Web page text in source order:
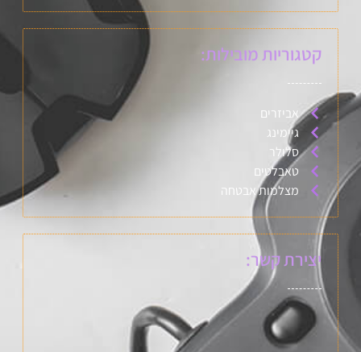
קטגוריות מובילות:
אביזרים
גיימינג
סלולר
טאבלטים
מצלמות אבטחה
יצירת קשר: